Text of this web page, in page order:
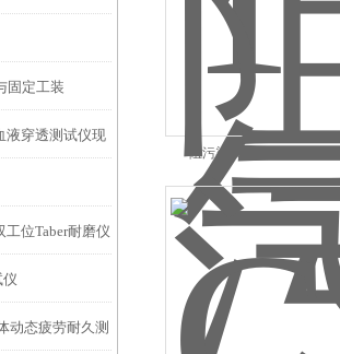
固定工装
液穿透测试仪现
工位Taber耐磨仪
仪
动态疲劳耐久测
阻污染液体气溶胶穿透性